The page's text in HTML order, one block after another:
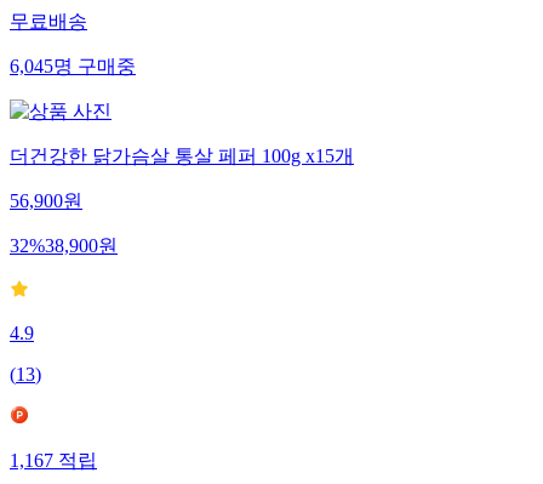
무료배송
6,045명구매중
더건강한 닭가슴살 통살 페퍼 100g x15개
56,900원
32%38,900원
4.9
(13)
1,167적립